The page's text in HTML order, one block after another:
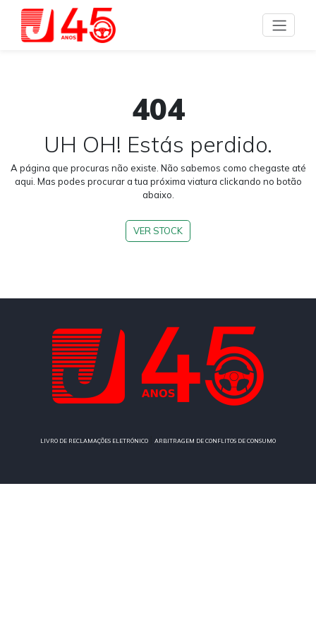
404
UH OH! Estás perdido.
A página que procuras não existe. Não sabemos como chegaste até
aqui. Mas podes procurar a tua próxima viatura clickando no botão
abaixo.
VER STOCK
LIVRO DE RECLAMAÇÕES ELETRÓNICO ARBITRAGEM DE CONFLITOS DE CONSUMO